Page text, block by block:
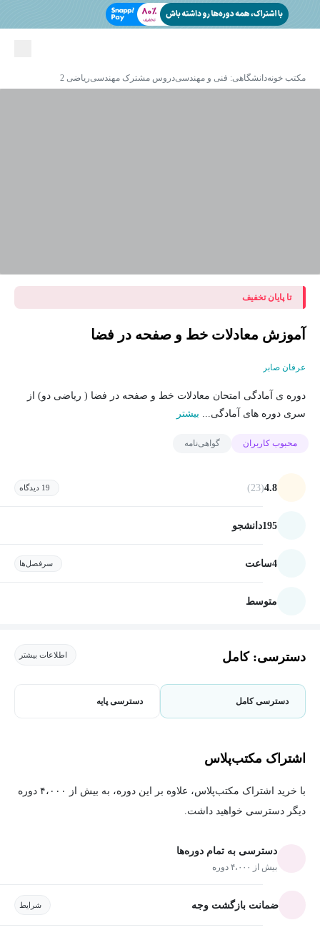
مکتب خونهدانشگاهی: فنی و مهندسیدروس مشترک مهندسیریاضی 2
تا پایان تخفیف
آموزش معادلات خط و صفحه در فضا
عرفان صابر
دوره ی آمادگی امتحان معادلات خط و صفحه در فضا ( ریاضی دو) از
سری دوره های آمادگی... بیشتر
محبوب کاربران گواهی‌نامه
4.8
(23) 19 دیدگاه
195دانشجو
4ساعت سرفصل‌ها
متوسط
دسترسی: کامل اطلاعات بیشتر
دسترسی کامل دسترسی پایه
اشتراک مکتب‌پلاس
با خرید اشتراک مکتب‌پلاس، علاوه بر این دوره، به بیش از ۴،۰۰۰ دوره
دیگر دسترسی خواهید داشت.
دسترسی به تمام دوره‌ها
بیش از ۴،۰۰۰ دوره
ضمانت بازگشت وجه شرایط